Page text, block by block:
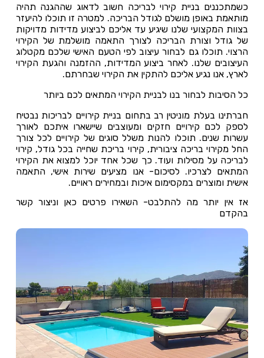
כשמתכננים בניית קירוי לבריכה חשוב לדאוג שההגנה תהיה
מותאמת באופן מושלם לגודל הבריכה. למטרה זו תוכלו להיעזר
בצוות המקצועי שלנו שיגיע עד אליכם לביצוע מדידות מדויקות
של גודל וצורת הבריכה לצורך התאמה מושלמת של הקירוי
הרצוי. תוכלו גם לבחור עיצוב לפי הטעם האישי שלכם מקטלוג
העיצובים שלנו. לאחר ביצוע המדידות, ההזמנה והגעת הקירוי
לארץ, אנו נגיע אליכם להתקין את הקירוי שבחרתם.
כל הסיבות לבחור בנו לבניית הקירוי המתאים לכם ביותר
חברתינו בעלת מוניטין רב בתחום בניית קירויים לבריכות נבטיח
לספק לכם קירויים חזקים ומעוצבים שיישארו איתכם לאורך
עשרות שנים. תוכלו להנות משלל סוגים של קירויים לכל צורך
החל מקירוי בריכה ציבורית, קירוי בריכת שחייה בכל גודל, קירוי
לבריכה על מסילות ועוד. כך שכל אחד יוכל למצוא את הקירוי
המתאים לצרכיו. לסיכום- אנו מציעים שירות אישי, התאמה
אישית ומוצרים במקסימום איכות ובמחירים ראויים.
אז אין יותר מה להתלבט- השאירו פרטים כאן וניצור קשר
בהקדם